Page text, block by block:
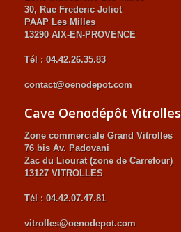
30, Rue Frederic Joliot
PAAP Les Milles
13290 AIX-EN-PROVENCE
Tél : 04.42.26.35.83
contact@oenodepot.com
Cave Oenodépôt Vitrolles
Zone commerciale Grand Vitrolles
76 bis Av. Padovani
Zac du Liourat (zone de Carrefour)
13127 VITROLLES
Tél : 04.42.07.47.81
vitrolles@oenodepot.com